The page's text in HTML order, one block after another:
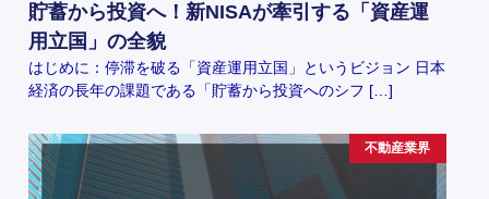
貯蓄から投資へ！新NISAが牽引する「資産運
用立国」の全貌
はじめに：停滞を破る「資産運用立国」というビジョン 日本
経済の長年の課題である「貯蓄から投資へのシフ […]
不動産業界